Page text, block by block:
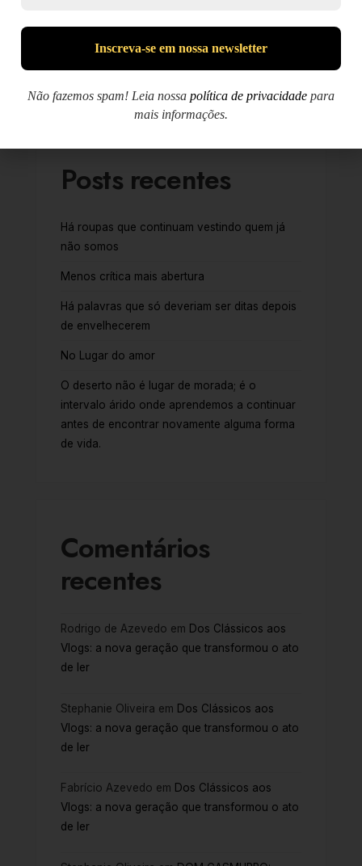
Pesquisar
Posts recentes
Há roupas que continuam vestindo quem já
não somos
Menos crítica mais abertura
Há palavras que só deveriam ser ditas depois
de envelhecerem
No Lugar do amor
O deserto não é lugar de morada; é o
intervalo árido onde aprendemos a continuar
antes de encontrar novamente alguma forma
de vida.
Comentários
recentes
Rodrigo de Azevedo em Dos Clássicos aos
Vlogs: a nova geração que transformou o ato
de ler
Stephanie Oliveira em Dos Clássicos aos
Vlogs: a nova geração que transformou o ato
de ler
Fabrício Azevedo em Dos Clássicos aos
Vlogs: a nova geração que transformou o ato
de ler
Não fazemos spam! Leia nossa política de privacidade para
mais informações.